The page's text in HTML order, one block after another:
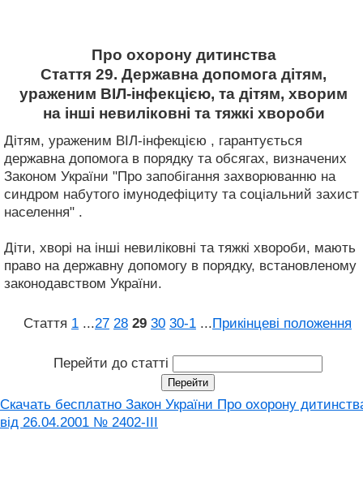
Про охорону дитинства
Стаття 29. Державна допомога дітям,
ураженим ВІЛ-інфекцією, та дітям, хворим
на інші невиліковні та тяжкі хвороби
Дітям, ураженим ВІЛ-інфекцією , гарантується
державна допомога в порядку та обсягах, визначених
Законом України "Про запобігання захворюванню на
синдром набутого імунодефіциту та соціальний захист
населення" .
Діти, хворі на інші невиліковні та тяжкі хвороби, мають
право на державну допомогу в порядку, встановленому
законодавством України.
Стаття 1 ...27 28 29 30 30‑1 ...Прикінцеві положення
Перейти до статті
Скачать бесплатно Закон України Про охорону
від 26.04.2001 № 2402-III